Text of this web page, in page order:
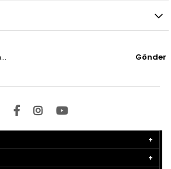
Gönder